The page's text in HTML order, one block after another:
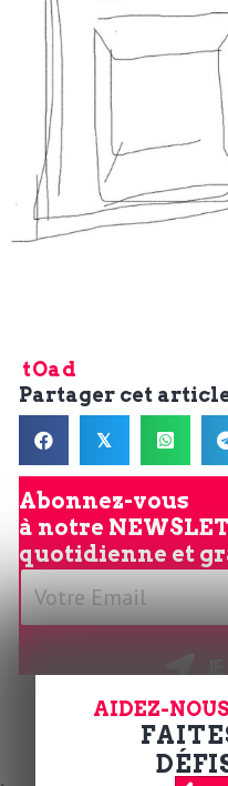
tOad
Partager cet
𝕏
Abonnez-vous
à notre
quotidienne et
V
AIDEZ-